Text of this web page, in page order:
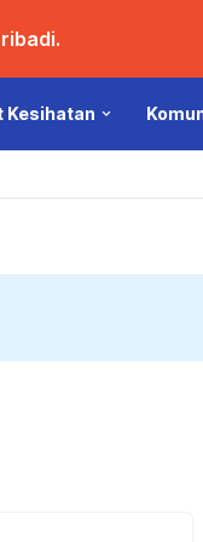
Kesihatan